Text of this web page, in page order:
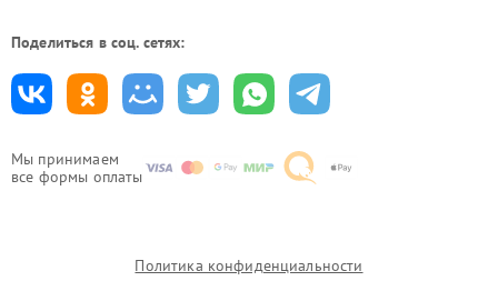
Мы принимаем
все формы оплаты
Поделиться в соц. сетях:
Политика конфиденциальности